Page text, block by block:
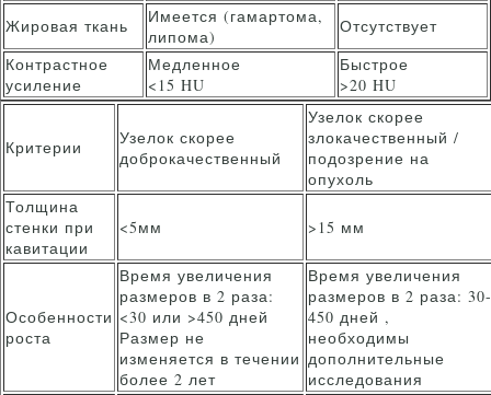
Жировая ткань
Имеется (гамартома,
липома)
Отсутствует
Контрастное
усиление
Медленное
<15 HU
Быстрое
>20 HU
Критерии
Узелок скорее
доброкачественный
Узелок скорее
злокачественный /
подозрение на
опухоль
Толщина
стенки при
кавитации
<5мм >15 мм
Особенности
роста
Время увеличения
размеров в 2 раза:
<30 или >450 дней
Размер не
изменяется в течении
более 2 лет
Время увеличения
размеров в 2 раза: 30-
450 дней ,
необходимы
дополнительные
исследования